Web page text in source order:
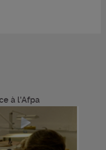
à l'Afpa